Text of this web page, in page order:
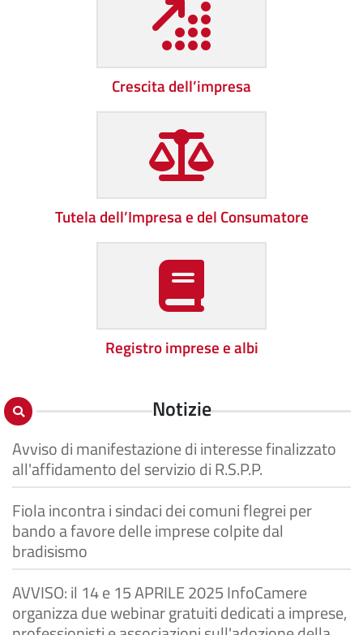
Crescita dell’impresa
Tutela dell’Impresa e del Consumatore
Registro imprese e albi
Notizie
Avviso di manifestazione di interesse finalizzato
all'affidamento del servizio di R.S.P.P.
Fiola incontra i sindaci dei comuni flegrei per
bando a favore delle imprese colpite dal
bradisismo
AVVISO: il 14 e 15 APRILE 2025 InfoCamere
organizza due webinar gratuiti dedicati a imprese,